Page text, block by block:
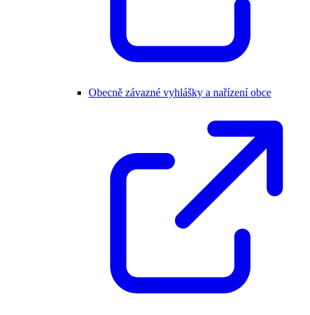
Obecně závazné vyhlášky a nařízení obce